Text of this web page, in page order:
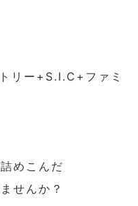
リー+S.I.C+ファミ
めこんだ
せんか？